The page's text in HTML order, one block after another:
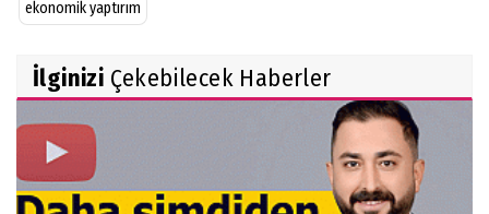
ekonomik yaptırım
İlginizi Çekebilecek Haberler